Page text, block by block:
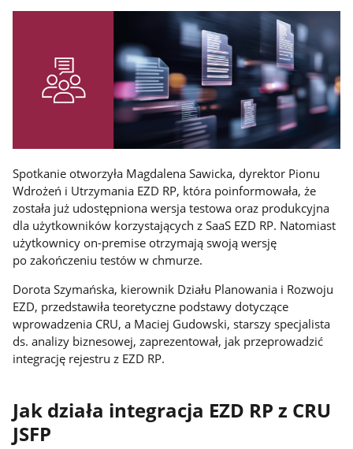
Spotkanie otworzyła Magdalena Sawicka, dyrektor Pionu
Wdrożeń i Utrzymania EZD RP, która poinformowała, że
została już udostępniona wersja testowa oraz produkcyjna
dla użytkowników korzystających z SaaS EZD RP. Natomiast
użytkownicy on-premise otrzymają swoją wersję
po zakończeniu testów w chmurze.
Dorota Szymańska, kierownik Działu Planowania i Rozwoju
EZD, przedstawiła teoretyczne podstawy dotyczące
wprowadzenia CRU, a Maciej Gudowski, starszy specjalista
ds. analizy biznesowej, zaprezentował, jak przeprowadzić
integrację rejestru z EZD RP.
Jak działa integracja EZD RP z CRU
JSFP